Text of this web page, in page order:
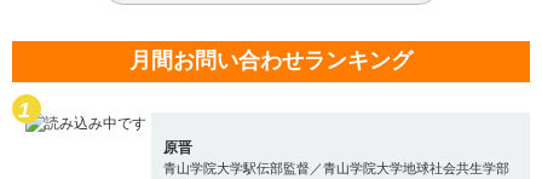
月間お問い合わせランキング
原晋
青山学院大学駅伝部監督／青山学院大学地球社会共生学部